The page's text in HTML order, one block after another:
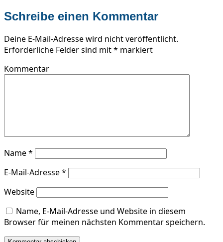
Schreibe einen Kommentar
Deine E-Mail-Adresse wird nicht veröffentlicht.
Erforderliche Felder sind mit* markiert
Kommentar
Name*
E-Mail-Adresse*
Website
Name, E-Mail-Adresse und Website in diesem
Browser für meinen nächsten Kommentar speichern.